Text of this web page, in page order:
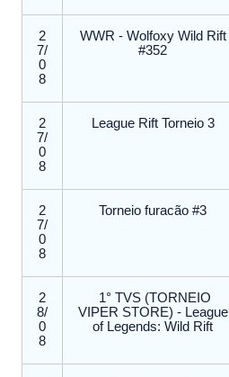
2
7/
0
8
WWR - Wolfoxy Wild Rift
#352
2
7/
0
8
League Rift Torneio 3
2
7/
0
8
Torneio furacão #3
2
8/
0
8
​ 1° TVS (TORNEIO
VIPER STORE) - League
of Legends: Wild Rift